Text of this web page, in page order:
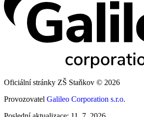
Oficiální stránky ZŠ Staňkov © 2026
Provozovatel Galileo Corporation s.r.o.